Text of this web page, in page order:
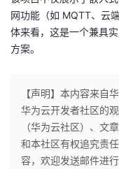
网功能（如 MQTT、云
体来看，这是一个兼具
方案。
【声明】本内容来自
华为云开发者社区的
（华为云社区）、文
和本社区有权追究责
容，欢迎发送邮件进